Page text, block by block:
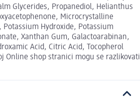
Glycerides, Propanediol, Helianthus
Microcrystalline
Potassium Hydroxide, Potassium
Xanthan Gum, Galactoarabinan,
Acid, Citric Acid, Tocopherol
Online shop stranici mogu se razlikovati